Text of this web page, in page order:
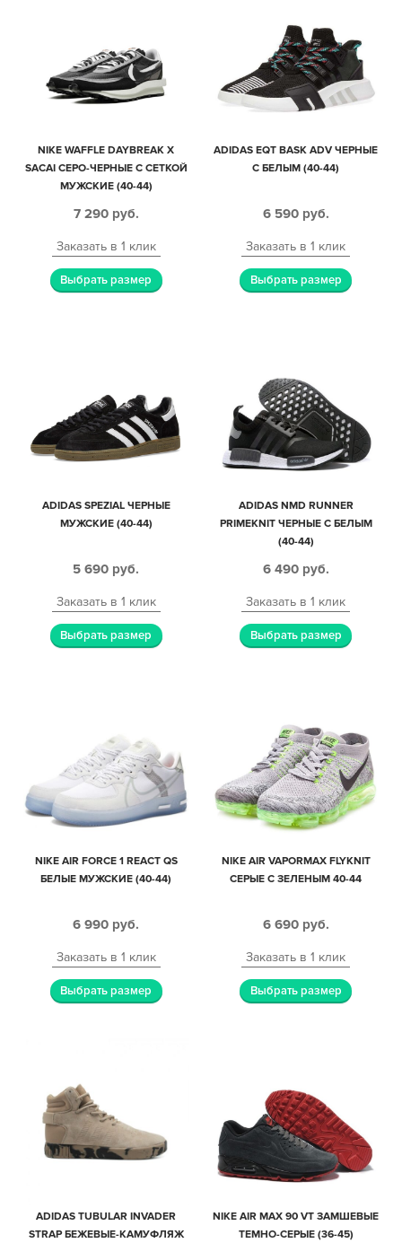
NIKE WAFFLE DAYBREAK X
SACAI СЕРО-ЧЕРНЫЕ С СЕТКОЙ
МУЖСКИЕ (40-44)
7 290 руб.
Заказать в 1 клик
Выбрать размер
ADIDAS EQT BASK ADV ЧЕРНЫЕ
С БЕЛЫМ (40-44)
6 590 руб.
Заказать в 1 клик
Выбрать размер
ADIDAS SPEZIAL ЧЕРНЫЕ
МУЖСКИЕ (40-44)
5 690 руб.
Заказать в 1 клик
Выбрать размер
ADIDAS NMD RUNNER
PRIMEKNIT ЧЕРНЫЕ С БЕЛЫМ
(40-44)
6 490 руб.
Заказать в 1 клик
Выбрать размер
NIKE AIR FORCE 1 REACT QS
БЕЛЫЕ МУЖСКИЕ (40-44)
6 990 руб.
Заказать в 1 клик
Выбрать размер
NIKE AIR VAPORMAX FLYKNIT
СЕРЫЕ С ЗЕЛЕНЫМ 40-44
6 690 руб.
Заказать в 1 клик
Выбрать размер
ADIDAS TUBULAR INVADER
STRAP БЕЖЕВЫЕ-КАМУФЛЯЖ
NIKE AIR MAX 90 VT ЗАМШЕВЫЕ
ТЕМНО-СЕРЫЕ (36-45)